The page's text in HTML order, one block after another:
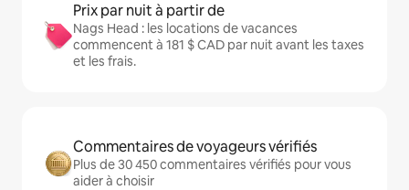
Prix par nuit à partir de
Nags Head : les locations de vacances
commencent à 181 $ CAD par nuit avant les taxes
et les frais.
Commentaires de voyageurs vérifiés
Plus de 30 450 commentaires vérifiés pour vous
aider à choisir